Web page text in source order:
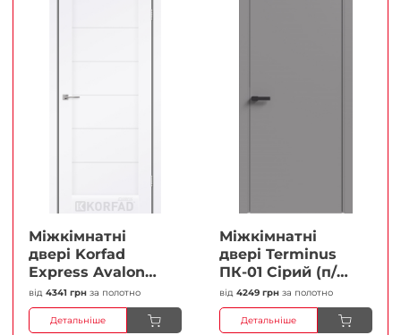
Міжкімнатні
двері Korfad
Express Avalon
Білий мат
Кристал
Антискретч
від 4341 грн за полотно
Детальніше
Міжкімнатні
двері Terminus
ПК-01 Сірий (п/п)
Глухі Плівка
від 4249 грн за полотно
Детальніше